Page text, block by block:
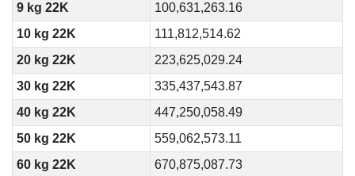
9 kg 22K
100,631,263.16
10 kg 22K
111,812,514.62
20 kg 22K
223,625,029.24
30 kg 22K
335,437,543.87
40 kg 22K
447,250,058.49
50 kg 22K
559,062,573.11
60 kg 22K
670,875,087.73